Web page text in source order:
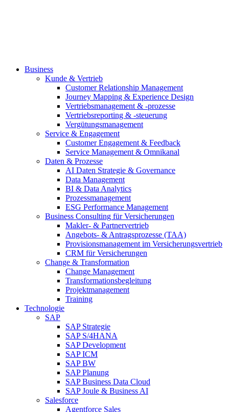
Business
Kunde & Vertrieb
Customer Relationship Management
Journey Mapping & Experience Design
Vertriebsmanagement & -prozesse
Vertriebsreporting & -steuerung
Vergütungsmanagement
Service & Engagement
Customer Engagement & Feedback
Service Management & Omnikanal
Daten & Prozesse
AI Daten Strategie & Governance
Data Management
BI & Data Analytics
Prozessmanagement
ESG Performance Management
Business Consulting für Versicherungen
Makler- & Partnervertrieb
Angebots- & Antragsprozesse (TAA)
Provisionsmanagement im Versicherungsvertrieb
CRM für Versicherungen
Change & Transformation
Change Management
Transformationsbegleitung
Projektmanagement
Training
Technologie
SAP
SAP Strategie
SAP S/4HANA
SAP Development
SAP ICM
SAP BW
SAP Planung
SAP Business Data Cloud
SAP Joule & Business AI
Salesforce
Agentforce Sales